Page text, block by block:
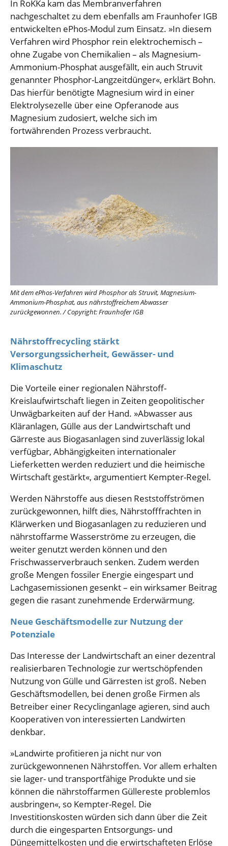
In RoKKa kam das Membranverfahren
nachgeschaltet zu dem ebenfalls am Fraunhofer IGB
entwickelten ePhos-Modul zum Einsatz. »In diesem
Verfahren wird Phosphor rein elektrochemisch –
ohne Zugabe von Chemikalien – als Magnesium-
Ammonium-Phosphat ausgefällt, ein auch Struvit
genannter Phosphor-Langzeitdünger«, erklärt Bohn.
Das hierfür benötigte Magnesium wird in einer
Elektrolysezelle über eine Opferanode aus
Magnesium zudosiert, welche sich im
fortwährenden Prozess verbraucht.
Mit dem ePhos-Verfahren wird Phosphor als Struvit, Magnesium-
Ammonium-Phosphat, aus nährstoffreichem Abwasser
zurückgewonnen./Copyright: Fraunhofer IGB
Nährstoffrecycling stärkt
Versorgungssicherheit, Gewässer- und
Klimaschutz
Die Vorteile einer regionalen Nährstoff-
Kreislaufwirtschaft liegen in Zeiten geopolitischer
Unwägbarkeiten auf der Hand. »Abwasser aus
Kläranlagen, Gülle aus der Landwirtschaft und
Gärreste aus Biogasanlagen sind zuverlässig lokal
verfügbar, Abhängigkeiten internationaler
Lieferketten werden reduziert und die heimische
Wirtschaft gestärkt«, argumentiert Kempter-Regel.
Werden Nährstoffe aus diesen Reststoffströmen
zurückgewonnen, hilft dies, Nährstofffrachten in
Klärwerken und Biogasanlagen zu reduzieren und
nährstoffarme Wasserströme zu erzeugen, die
weiter genutzt werden können und den
Frischwasserverbrauch senken. Zudem werden
große Mengen fossiler Energie eingespart und
Lachgasemissionen gesenkt – ein wirksamer Beitrag
gegen die rasant zunehmende Erderwärmung.
Neue Geschäftsmodelle zur Nutzung der
Potenziale
Das Interesse der Landwirtschaft an einer dezentral
realisierbaren Technologie zur wertschöpfenden
Nutzung von Gülle und Gärresten ist groß. Neben
Geschäftsmodellen, bei denen große Firmen als
Betreiber einer Recyclinganlage agieren, sind auch
Kooperativen von interessierten Landwirten
denkbar.
»Landwirte profitieren ja nicht nur von
zurückgewonnenen Nährstoffen. Vor allem erhalten
sie lager- und transportfähige Produkte und sie
können die nährstoffarmen Güllereste problemlos
ausbringen«, so Kempter-Regel. Die
Investitionskosten würden sich dann über die Zeit
durch die eingesparten Entsorgungs- und
Düngemittelkosten und die erwirtschafteten Erlöse